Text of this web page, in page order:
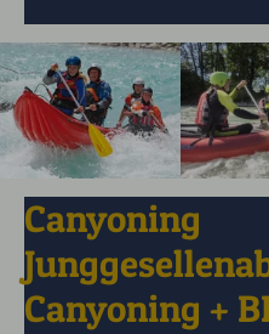
Canyoning
Canyoning +